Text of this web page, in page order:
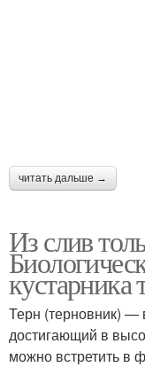
читать дальше →
Из слив
кустарника
Терн (терновник) —
достигающий в
можно встретить в